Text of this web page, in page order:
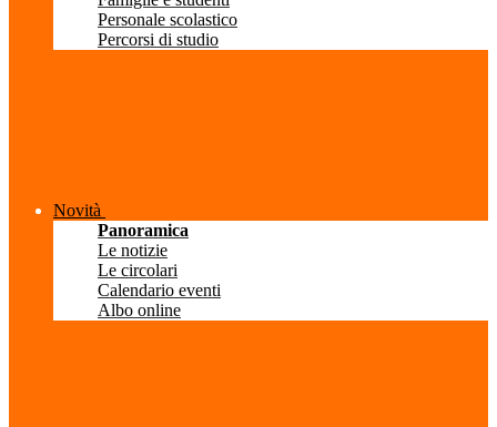
Personale scolastico
Percorsi di studio
Novità
Panoramica
Le notizie
Le circolari
Calendario eventi
Albo online